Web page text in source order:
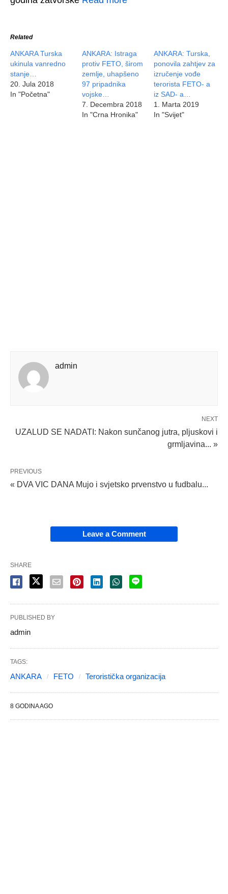
Related
ANKARA Turska
ukinula vanredno
stanje…
20. Jula 2018
In "Početna"
ANKARA: Istraga
protiv FETO, širom
zemlje, uhapšeno
97 pripadnika
vojske…
7. Decembra 2018
In "Crna Hronika"
ANKARA: Turska,
ponovila zahtjev za
izručenje vođe
terorista FETO- a
iz SAD- a…
1. Marta 2019
In "Svijet"
admin
NEXT
UZALUD SE NADATI: Nakon sunčanog jutra, pljuskovi i
grmljavina... »
PREVIOUS
« DVA VIC DANA Mujo i svjetsko prvenstvo u fudbalu...
Leave a Comment
SHARE
PUBLISHED BY
admin
TAGS:
ANKARA FETO Teroristička organizacija
8 GODINA AGO